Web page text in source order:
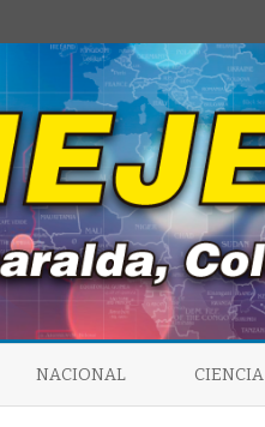
NACIONAL CIENCIA